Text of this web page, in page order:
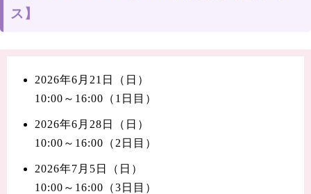
ス】
2026年6月21日（日）
10:00～16:00（1日目）
2026年6月28日（日）
10:00～16:00（2日目）
2026年7月5日（日）
10:00～16:00（3日目）